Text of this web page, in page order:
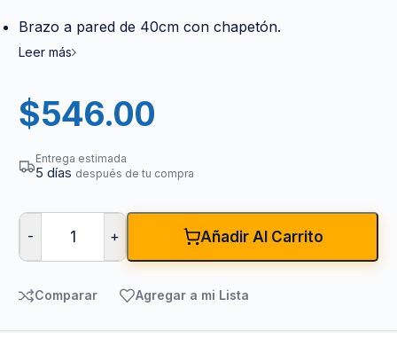
Brazo a pared de 40cm con chapetón.
Leer más
$546.00
Entrega estimada
5 días después de tu compra
- + Añadir Al Carrito
Comparar Agregar a mi Lista